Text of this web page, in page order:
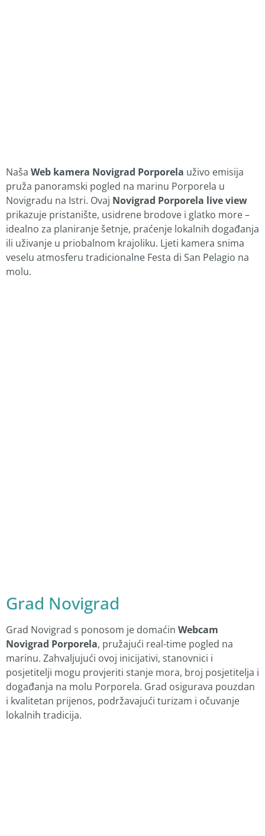
Naša Web kamera Novigrad Porporela uživo emisija
pruža panoramski pogled na marinu Porporela u
Novigradu na Istri. Ovaj Novigrad Porporela live view
prikazuje pristanište, usidrene brodove i glatko more –
idealno za planiranje šetnje, praćenje lokalnih događanja
ili uživanje u priobalnom krajoliku. Ljeti kamera snima
veselu atmosferu tradicionalne Festa di San Pelagio na
molu.
Grad Novigrad
Grad Novigrad s ponosom je domaćin Webcam
Novigrad Porporela, pružajući real-time pogled na
marinu. Zahvaljujući ovoj inicijativi, stanovnici i
posjetitelji mogu provjeriti stanje mora, broj posjetitelja i
događanja na molu Porporela. Grad osigurava pouzdan
i kvalitetan prijenos, podržavajući turizam i očuvanje
lokalnih tradicija.